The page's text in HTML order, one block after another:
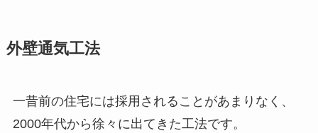
外壁通気工法
一昔前の住宅には採用されることがあまりなく、
2000年代から徐々に出てきた工法です。